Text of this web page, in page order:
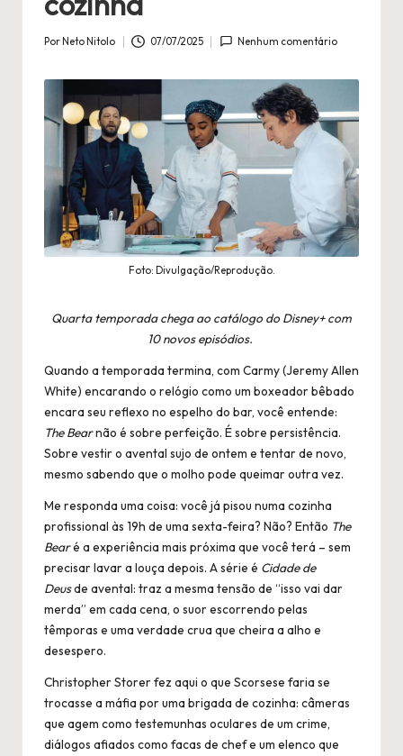
é
a
Publicado
Por Neto Nitolo 07/07/2025 Nenhum comentário
Foto: Divulgação/Reprodução.
Quarta temporada chega ao catálogo do Disney+ com
10 novos episódios.
Quando a temporada termina, com Carmy (Jeremy Allen
White) encarando o relógio como um boxeador bêbado
encara seu reflexo no espelho do bar, você entende:
The Bearnão é sobre perfeição. É sobre persistência.
Sobre vestir o avental sujo de ontem e tentar de novo,
mesmo sabendo que o molho pode queimar outra vez.
Me responda uma coisa: você já pisou numa cozinha
profissional às 19h de uma sexta-feira? Não? Então The
Bearé a experiência mais próxima que você terá – sem
precisar lavar a louça depois. A série é Cidade de
Deusde avental: traz a mesma tensão de “isso vai dar
merda” em cada cena, o suor escorrendo pelas
têmporas e uma verdade crua que cheira a alho e
desespero.
Christopher Storer fez aqui o que Scorsese faria se
trocasse a máfia por uma brigada de cozinha: câmeras
que agem como testemunhas oculares de um crime,
diálogos afiados como facas de chef e um elenco que